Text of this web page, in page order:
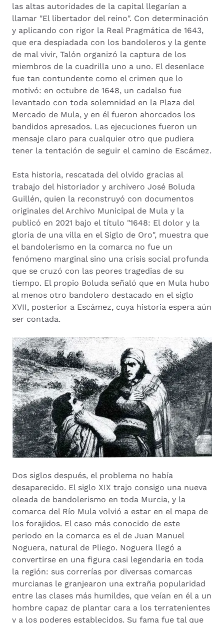
las altas autoridades de la capital llegarían a
llamar "El libertador del reino". Con determinación
y aplicando con rigor la Real Pragmática de 1643,
que era despiadada con los bandoleros y la gente
de mal vivir, Talón organizó la captura de los
miembros de la cuadrilla uno a uno. El desenlace
fue tan contundente como el crimen que lo
motivó: en octubre de 1648, un cadalso fue
levantado con toda solemnidad en la Plaza del
Mercado de Mula, y en él fueron ahorcados los
bandidos apresados. Las ejecuciones fueron un
mensaje claro para cualquier otro que pudiera
tener la tentación de seguir el camino de Escámez.
Esta historia, rescatada del olvido gracias al
trabajo del historiador y archivero José Boluda
Guillén, quien la reconstruyó con documentos
originales del Archivo Municipal de Mula y la
publicó en 2021 bajo el título "1648: El dolor y la
gloria de una villa en el Siglo de Oro", muestra que
el bandolerismo en la comarca no fue un
fenómeno marginal sino una crisis social profunda
que se cruzó con las peores tragedias de su
tiempo. El propio Boluda señaló que en Mula hubo
al menos otro bandolero destacado en el siglo
XVII, posterior a Escámez, cuya historia espera aún
ser contada.
Dos siglos después, el problema no había
desaparecido. El siglo XIX trajo consigo una nueva
oleada de bandolerismo en toda Murcia, y la
comarca del Río Mula volvió a estar en el mapa de
los forajidos. El caso más conocido de este
periodo en la comarca es el de Juan Manuel
Noguera, natural de Pliego. Noguera llegó a
convertirse en una figura casi legendaria en toda
la región: sus correrías por diversas comarcas
murcianas le granjearon una extraña popularidad
entre las clases más humildes, que veían en él a un
hombre capaz de plantar cara a los terratenientes
y a los poderes establecidos. Su fama fue tal que